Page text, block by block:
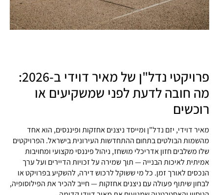
פרויקטי נדל"ן של מאיר דוידי ב-2026:
מה חובה לדעת לפני שמשקיעים או
רוכשים
מאיר דוידי, יזם נדל"ן ומייסד ניצנים אחזקות ופיננסים, הוא אחד
מהשמות הבולטים בתחום ההתחדשות העירונית בישראל. הפרויקטים
שלו משלבים חזון אדריכלי מושחז, ניהול פיננסי מקצועי ומחויבות
אמיתית לאיכות הבנייה — תוך שמירה על זכויות הדיירים ועל ערך
הנכסים לאורך זמן. כל מי ששוקל לרכוש דירה, להשקיע בפרויקט או
לבחון שיתוף פעולה עם ניצנים אחזקות — חייב להכיר את הפילוסופיה,